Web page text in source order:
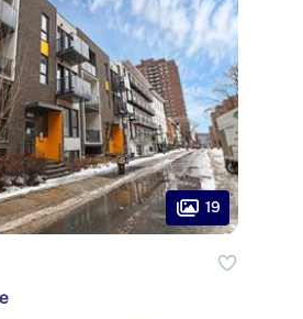
19